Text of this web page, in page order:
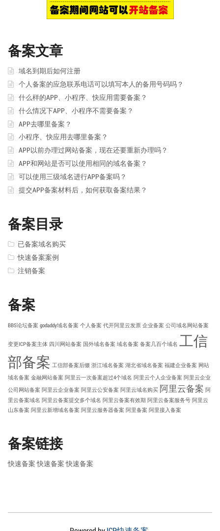
备案文章
域名到期后如何注册
个人备案的应急联系电话可以填写本人的备用号码吗？
什么样的APP、小程序、快应用需要备案？
什么情况下APP、小程序不需要备案？
APP去哪里备案？
小程序、快应用去哪里备案？
APP以前办理过网站备案，现在还要重新办理吗？
APP和网站是否可以使用相同的域名备案？
可以使用三级域名进行APP备案吗？
提交APP备案材料后，如何获取备案结果？
备案目录
已备案域名购买
快速备案案例
注销备案
备案
BBS论坛备案 godaddy域名备案 个人备案 代开阿里云发票 企业备案 公司域名网站备案
变更ICP备案主体 四川网站备案 国外域名备案 域名备案 备案几百个域名 工信
部备案 工信部备案后缀 浙江域名备案 湖北省域名备案 福建企业备案 网站
域名备案 金融网站备案 阿里云一次备案超过4个域名 阿里云个人企业备案 阿里云企业
公司网站备案 阿里云企业备案 阿里云公安备案 阿里云域名购买 阿里云备案 阿
里云备案域名 阿里云备案提交多个域名 阿里云备案有效期 阿里云备案服务号 阿里云
山东备案 阿里云新增域名备案 阿里云服务器备案 阿里备案 阿里接入备案
备案链接
快速备案 快速备案 快速备案